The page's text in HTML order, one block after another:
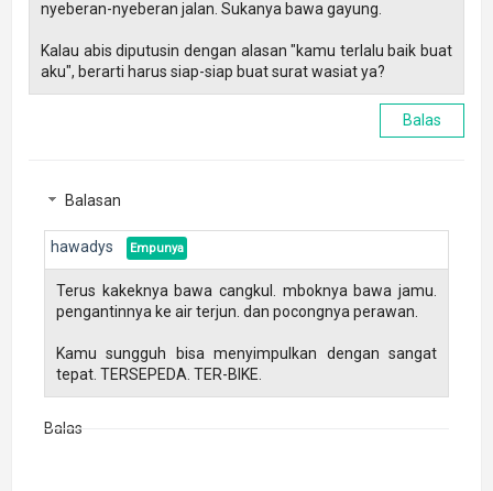
nyeberan-nyeberan jalan. Sukanya bawa gayung.
Kalau abis diputusin dengan alasan "kamu terlalu baik buat
aku", berarti harus siap-siap buat surat wasiat ya?
Balas
Balasan
hawadys
Terus kakeknya bawa cangkul. mboknya bawa jamu.
pengantinnya ke air terjun. dan pocongnya perawan.
Kamu sungguh bisa menyimpulkan dengan sangat
tepat. TERSEPEDA. TER-BIKE.
Balas